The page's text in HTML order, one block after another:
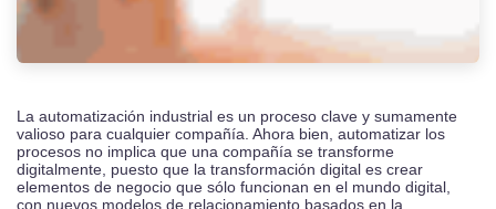
La automatización industrial es un proceso clave y sumamente
valioso para cualquier compañía. Ahora bien, automatizar los
procesos no implica que una compañía se transforme
digitalmente, puesto que la transformación digital es crear
elementos de negocio que sólo funcionan en el mundo digital,
con nuevos modelos de relacionamiento basados en la